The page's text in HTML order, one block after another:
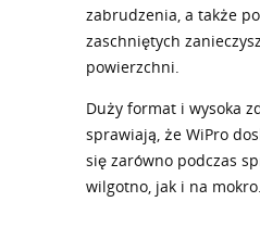
zabrudzenia, a także
zaschniętych
powierzchni.
Duży format i wysoka
sprawiają, że WiPro
się zarówno podczas
wilgotno, jak i na mokro.